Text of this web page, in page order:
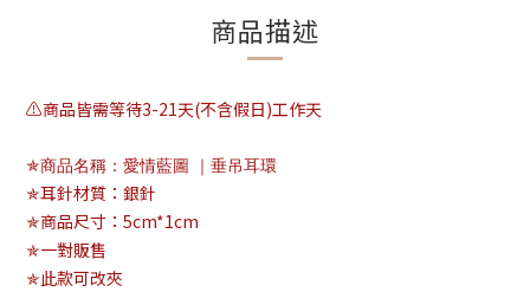
商品描述
⚠️商品皆需等待3-21天(不含假日)工作天
✯商品名稱：愛情藍圖 ｜垂吊耳環
✯耳針材質：銀針
✯商品尺寸：5cm*1cm
✯一對販售
✯此款可改夾